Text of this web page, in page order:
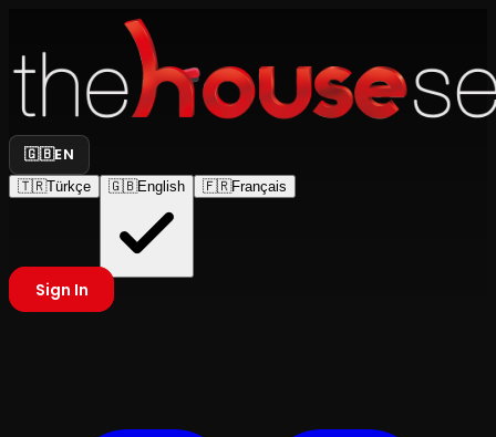
🇬🇧EN
🇹🇷Türkçe 🇬🇧English 🇫🇷Français
Sign In